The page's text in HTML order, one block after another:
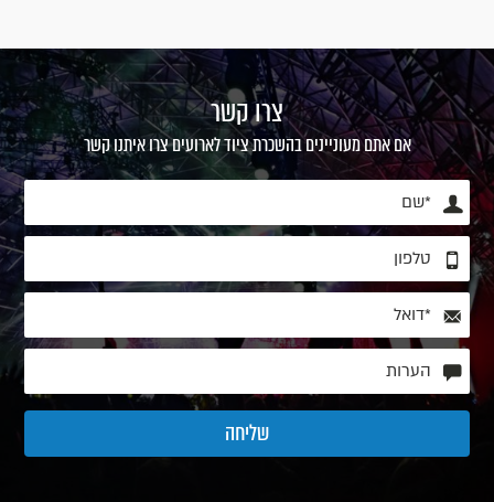
צרו קשר
אם אתם מעוניינים בהשכרת ציוד לארועים צרו איתנו קשר